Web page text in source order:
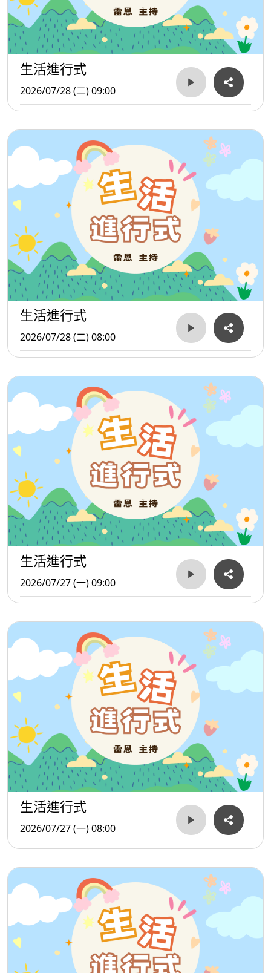
生活進行式
2026/07/28 (二) 09:00
生活進行式
2026/07/28 (二) 08:00
生活進行式
2026/07/27 (一) 09:00
生活進行式
2026/07/27 (一) 08:00